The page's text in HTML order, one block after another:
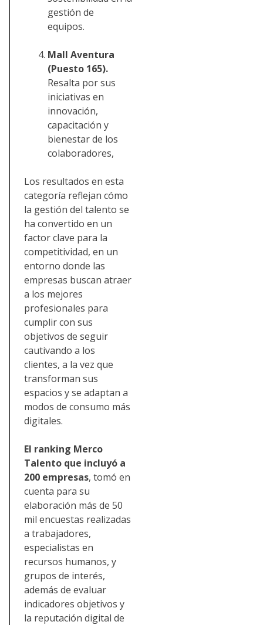
gestión de
equipos.
Mall Aventura
(Puesto 165).
Resalta por sus
iniciativas en
innovación,
capacitación y
bienestar de los
colaboradores,
Los resultados en esta
categoría reflejan cómo
la gestión del talento se
ha convertido en un
factor clave para la
competitividad, en un
entorno donde las
empresas buscan atraer
a los mejores
profesionales para
cumplir con sus
objetivos de seguir
cautivando a los
clientes, a la vez que
transforman sus
espacios y se adaptan a
modos de consumo más
digitales.
El ranking Merco
Talento que incluyó a
200 empresas, tomó en
cuenta para su
elaboración más de 50
mil encuestas realizadas
a trabajadores,
especialistas en
recursos humanos, y
grupos de interés,
además de evaluar
indicadores objetivos y
la reputación digital de